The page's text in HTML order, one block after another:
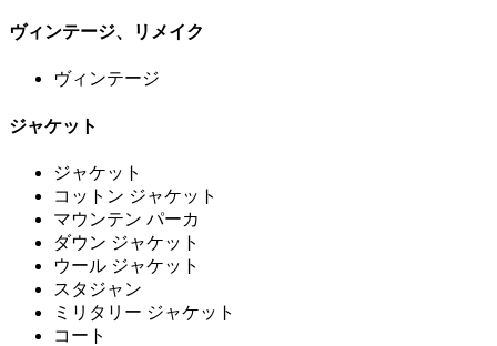
ヴィンテージ、リメイク
ヴィンテージ
ジャケット
ジャケット
コットン ジャケット
マウンテン パーカ
ダウン ジャケット
ウール ジャケット
スタジャン
ミリタリー ジャケット
コート